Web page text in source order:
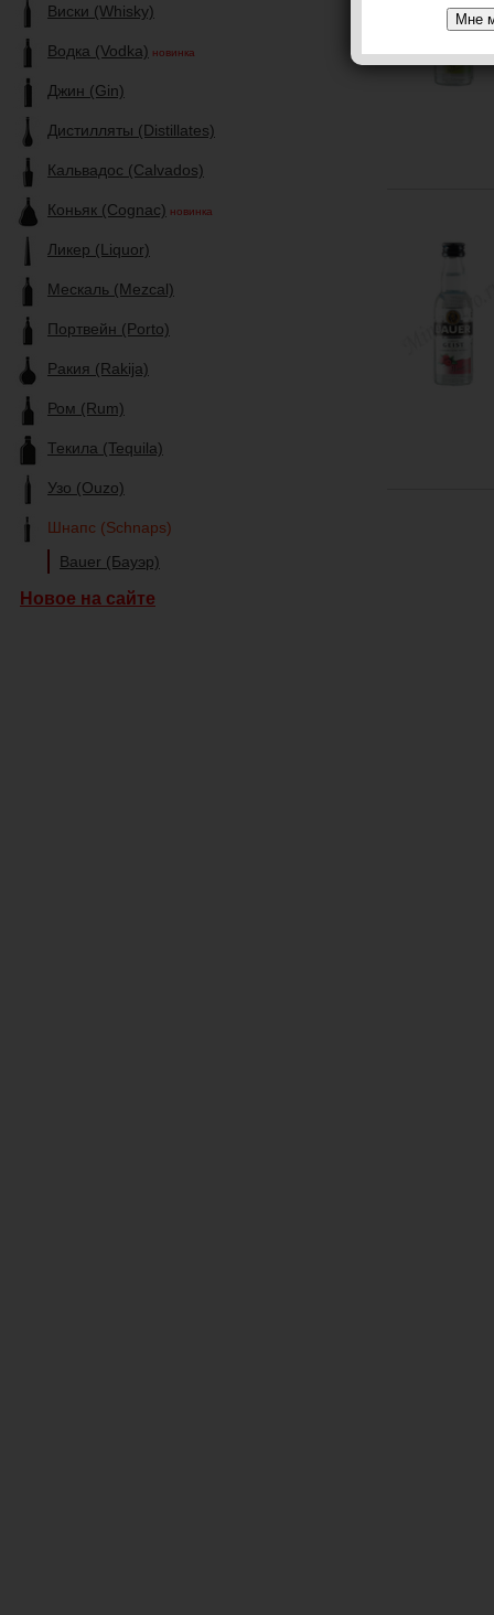
Виски (Whisky)
Водка (Vodka) новинка
Джин (Gin)
Дистилляты (Distillates)
Кальвадос (Calvados)
Коньяк (Cognac) новинка
Ликер (Liquor)
Мескаль (Mezcal)
Портвейн (Porto)
Ракия (Rakija)
Ром (Rum)
Текила (Tequila)
Узо (Ouzo)
Шнапс (Schnaps)
Bauer (Бауэр)
Новое на сайте